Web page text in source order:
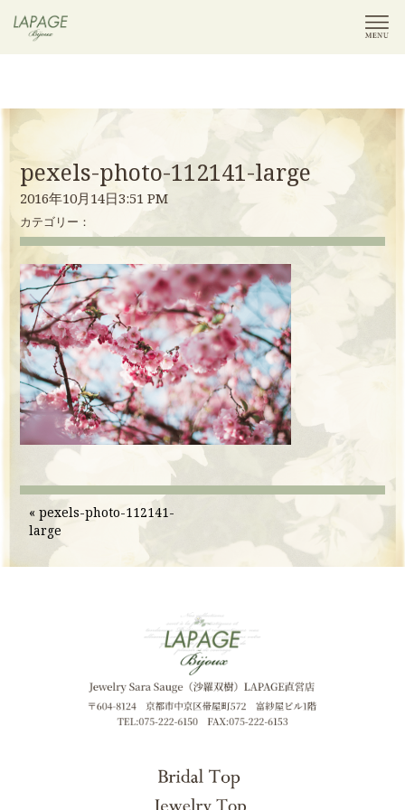
pexels-photo-112141-large
2016年10月14日3:51 PM
カテゴリー：
«pexels-photo-112141-
large